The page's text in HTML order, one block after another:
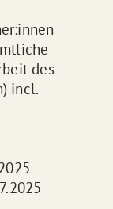
des
incl.